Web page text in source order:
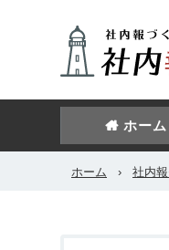
ホーム
ホーム › 社内